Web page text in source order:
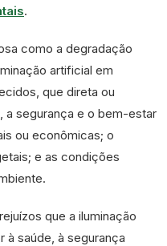
.
como a degradação
artificial em
que direta ou
a segurança e o bem-estar
ou econômicas; o
e as condições
que a iluminação
à saúde, à segurança